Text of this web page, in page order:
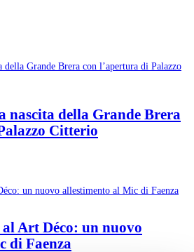
nascita della Grande Brera
Citterio
Art Déco: un nuovo
di Faenza